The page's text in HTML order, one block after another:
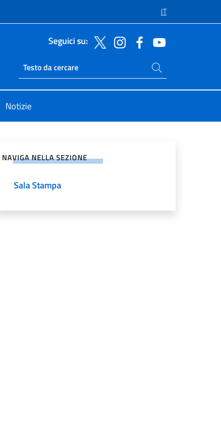
IT
Seguici su:
Ricerca sito live
Cerca nel sito
Notizie
NAVIGA NELLA SEZIONE
Sala Stampa